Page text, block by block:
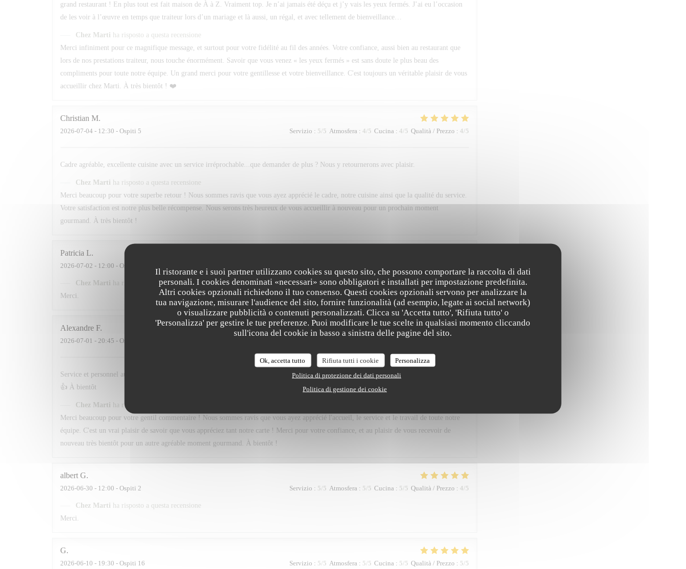
Il ristorante e i suoi partner utilizzano cookies su questo sito, che possono comportare la raccolta di dati
personali. I cookies denominati «necessari» sono obbligatori e installati per impostazione predefinita.
Altri cookies opzionali richiedono il tuo consenso. Questi cookies opzionali servono per analizzare la
tua navigazione, misurare l'audience del sito, fornire funzionalità (ad esempio, legate ai social network)
o visualizzare pubblicità o contenuti personalizzati. Clicca su 'Accetta tutto', 'Rifiuta tutto' o
'Personalizza' per gestire le tue preferenze. Puoi modificare le tue scelte in qualsiasi momento cliccando
sull'icona del cookie in basso a sinistra delle pagine del sito.
Ok, accetta tutto Rifiuta tutti i cookie
Personalizza
Politica di protezione dei dati personali
Politica di gestione dei cookie
grand restaurant ! En plus tout est fait maison de À à Z. Vraiment top. Je n’ai jamais été déçu et j’y vais les yeux fermés. J’ai eu l’occasion
de les voir à l’œuvre en temps que traiteur lors d’un mariage et là aussi, un régal, et avec tellement de bienveillance…
Chez Marti ha risposto a questa recensione
Merci infiniment pour ce magnifique message, et surtout pour votre fidélité au fil des années. Votre confiance, aussi bien au restaurant que
lors de nos prestations traiteur, nous touche énormément. Savoir que vous venez « les yeux fermés » est sans doute le plus beau des
compliments pour toute notre équipe. Un grand merci pour votre gentillesse et votre bienveillance. C'est toujours un véritable plaisir de vous
accueillir chez Marti. À très bientôt ! ❤️
Christian M
2026-07-04 - 12:30 - Ospiti 5 Servizio : 5/5 Atmosfera : 4/5 Cucina : 4/5 Qualità / Prezzo : 4/5
Cadre agréable, excellente cuisine avec un service irréprochable...que demander de plus ? Nous y retournerons avec plaisir.
Chez Marti ha risposto a questa recensione
Merci beaucoup pour votre superbe retour ! Nous sommes ravis que vous ayez apprécié le cadre, notre cuisine ainsi que la qualité du service.
Votre satisfaction est notre plus belle récompense. Nous serons très heureux de vous accueillir à nouveau pour un prochain moment
gourmand. À très bientôt !
Patricia L
2026-07-02 - 12:00 - Ospiti 3
Chez Marti
ha risposto a questa recensione
Merci.
Alexandre F
2026-07-01 - 20:45 - Ospiti 3
Service et personnel au top . Quand au menu le choix est toujours très difficile , Tant de bonne préparation à déguster . Merci pour ce dîner
👍 À bientôt
Chez Marti ha risposto a questa recensione
Merci beaucoup pour votre gentil commentaire ! Nous sommes ravis que vous ayez apprécié l'accueil, le service et le travail de toute notre
équipe. C'est un vrai plaisir de savoir que vous appréciez tant notre carte ! Merci pour votre confiance, et au plaisir de vous recevoir de
nouveau très bientôt pour un autre agréable moment gourmand. À bientôt !
albert G
2026-06-30 - 12:00 - Ospiti 2 Servizio : 5/5 Atmosfera : 5/5 Cucina : 5/5 Qualità / Prezzo : 4/5
Chez Marti ha risposto a questa recensione
Merci.
G
2026-06-10 - 19:30 - Ospiti 16 Servizio : 5/5 Atmosfera : 5/5 Cucina : 5/5 Qualità / Prezzo : 5/5